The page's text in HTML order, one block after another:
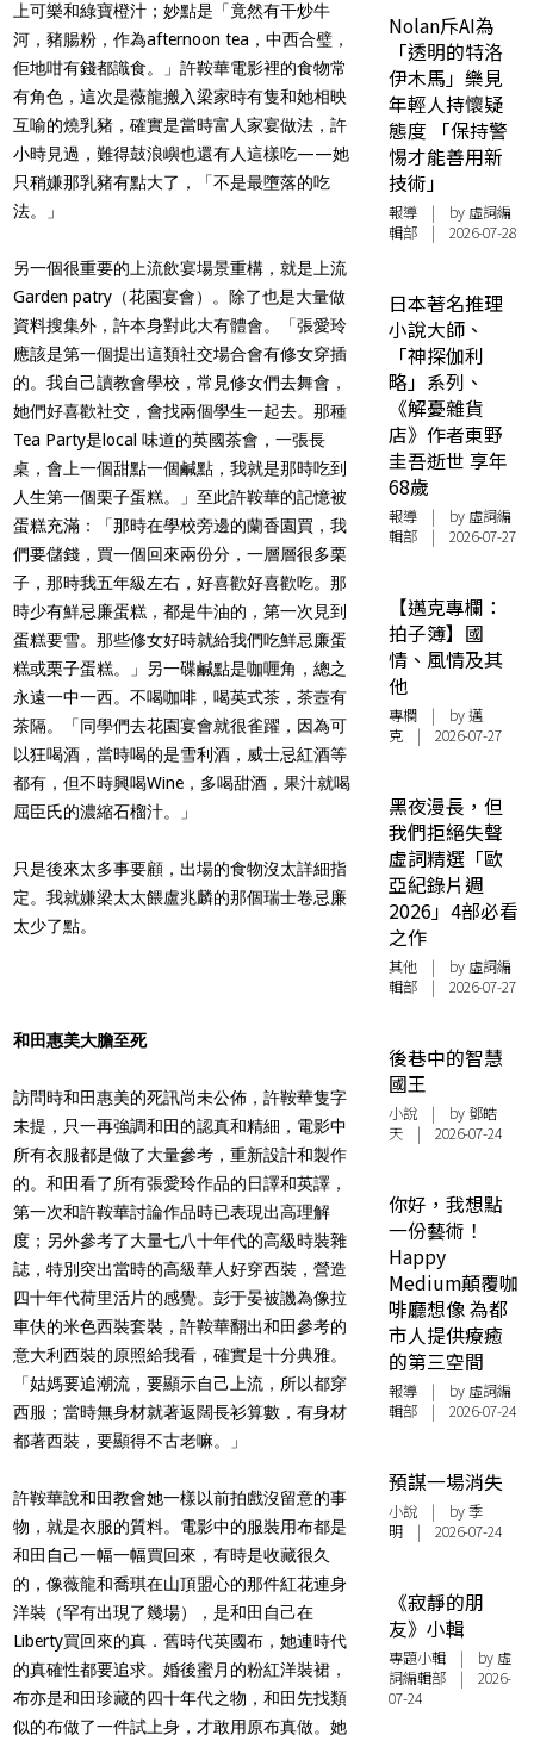
上可樂和綠寶橙汁；妙點是「竟然有干炒牛
河，豬腸粉，作為afternoon tea，中西合璧，
佢地咁有錢都識食。」許鞍華電影裡的食物常
有角色，這次是薇龍搬入梁家時有隻和她相映
互喻的燒乳豬，確實是當時富人家宴做法，許
小時見過，難得鼓浪嶼也還有人這樣吃——她
只稍嫌那乳豬有點大了，「不是最墮落的吃
法。」
另一個很重要的上流飲宴場景重構，就是上流
Garden patry（花園宴會）。除了也是大量做
資料搜集外，許本身對此大有體會。「張愛玲
應該是第一個提出這類社交場合會有修女穿插
的。我自己讀教會學校，常見修女們去舞會，
她們好喜歡社交，會找兩個學生一起去。那種
Tea Party是local 味道的英國茶會，一張長
桌，會上一個甜點一個鹹點，我就是那時吃到
人生第一個栗子蛋糕。」至此許鞍華的記憶被
蛋糕充滿：「那時在學校旁邊的蘭香園買，我
們要儲錢，買一個回來兩份分，一層層很多栗
子，那時我五年級左右，好喜歡好喜歡吃。那
時少有鮮忌廉蛋糕，都是牛油的，第一次見到
蛋糕要雪。那些修女好時就給我們吃鮮忌廉蛋
糕或栗子蛋糕。」另一碟鹹點是咖喱角，總之
永遠一中一西。不喝咖啡，喝英式茶，茶壼有
茶隔。「同學們去花園宴會就很雀躍，因為可
以狂喝酒，當時喝的是雪利酒，威士忌紅酒等
都有，但不時興喝Wine，多喝甜酒，果汁就喝
屈臣氏的濃縮石榴汁。」
只是後來太多事要顧，出場的食物沒太詳細指
定。我就嫌梁太太餵盧兆麟的那個瑞士卷忌廉
太少了點。
和田惠美大膽至死
訪問時和田惠美的死訊尚未公佈，許鞍華隻字
未提，只一再強調和田的認真和精細，電影中
所有衣服都是做了大量參考，重新設計和製作
的。和田看了所有張愛玲作品的日譯和英譯，
第一次和許鞍華討論作品時已表現出高理解
度；另外參考了大量七八十年代的高級時裝雜
誌，特別突出當時的高級華人好穿西裝，營造
四十年代荷里活片的感覺。彭于晏被譏為像拉
車伕的米色西裝套裝，許鞍華翻出和田參考的
意大利西裝的原照給我看，確實是十分典雅。
「姑媽要追潮流，要顯示自己上流，所以都穿
西服；當時無身材就著返闊長衫算數，有身材
都著西裝，要顯得不古老嘛。」
許鞍華說和田教會她一樣以前拍戲沒留意的事
物，就是衣服的質料。電影中的服裝用布都是
和田自己一幅一幅買回來，有時是收藏很久
的，像薇龍和喬琪在山頂盟心的那件紅花連身
洋裝（罕有出現了幾場），是和田自己在
Liberty買回來的真．舊時代英國布，她連時代
的真確性都要追求。婚後蜜月的粉紅洋裝裙，
布亦是和田珍藏的四十年代之物，和田先找類
似的布做了一件試上身，才敢用原布真做。她
Nolan斥AI為
「透明的特洛
伊木馬」樂見
年輕人持懷疑
態度 「保持警
惕才能善用新
技術」
報導 | by 虛詞編
輯部 | 2026-07-28
日本著名推理
小說大師、
「神探伽利
略」系列、
《解憂雜貨
店》作者東野
圭吾逝世 享年
68歲
報導 | by 虛詞編
輯部 | 2026-07-27
【邁克專欄：
拍子簿】國
情、風情及其
他
專欄 | by邁
克 | 2026-07-27
黑夜漫長，但
我們拒絕失聲
虛詞精選「歐
亞紀錄片週
2026」4部必看
之作
其他 | by 虛詞編
輯部 | 2026-07-27
後巷中的智慧
國王
小說 | by 鄧皓
天 | 2026-07-24
你好，我想點
一份藝術！
Happy
Medium顛覆咖
啡廳想像 為都
市人提供療癒
的第三空間
報導 | by 虛詞編
輯部 | 2026-07-24
預謀一場消失
小說 | by 季
明 | 2026-07-24
《寂靜的朋
友》小輯
專題小輯 | by 虛
詞編輯部 | 2026-
07-24